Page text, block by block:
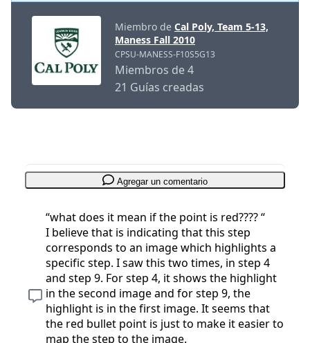
Miembro de Cal Poly, Team 5-13,
Maness Fall 2010
CPSU-MANESS-F10S5G13
Miembros de 4
21 Guías creadas
Agregar un comentario
“what does it mean if the point is red???? “
I believe that is indicating that this step
corresponds to an image which highlights a
specific step. I saw this two times, in step 4
and step 9. For step 4, it shows the highlight
in the second image and for step 9, the
highlight is in the first image. It seems that
the red bullet point is just to make it easier to
map the step to the image.